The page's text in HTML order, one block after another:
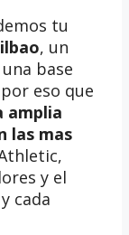
tu
, un
base
eso que
amplia
las mas
y el
cada